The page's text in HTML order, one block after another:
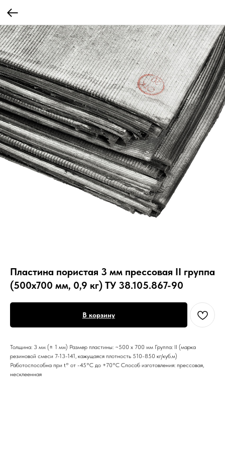
Пластина пористая 3 мм прессовая II группа
(500х700 мм, 0,9 кг) ТУ 38.105.867-90
В корзину
Толщина: 3 мм (± 1 мм) Размер пластины: ~500 х 700 мм Группа: II (марка
резиновой смеси 7-13-141, кажущаяся плотность 510-850 кг/куб.м)
Работоспособна при t° от -45°С до +70°С Способ изготовления: прессовая,
несклеенная